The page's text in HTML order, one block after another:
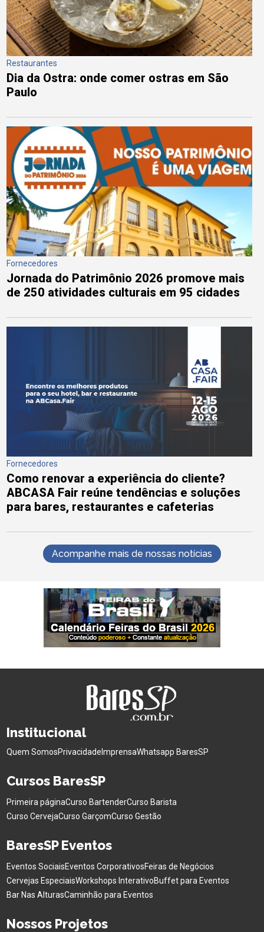
Restaurantes
Dia da Ostra: onde comer ostras em São
Paulo
Fornecedores
Jornada do Patrimônio 2026 promove mais
de 250 atividades culturais em 95 cidades
Fornecedores
Como renovar a experiência do cliente?
ABCASA Fair reúne tendências e soluções
para bares, restaurantes e cafeterias
Acompanhe mais de nossas notícias
Institucional
Quem SomosPrivacidade ImprensaWhatsapp BaresSP
Cursos BaresSP
Primeira páginaCurso BartenderCurso Barista
Curso CervejaCurso GarçomCurso Gestão
BaresSP Eventos
Eventos SociaisEventos CorporativosFeiras de Negócios
Cervejas EspeciaisWorkshops InterativoBuffet para Eventos
Bar Nas AlturasCaminhão para Eventos
Nossos Projetos